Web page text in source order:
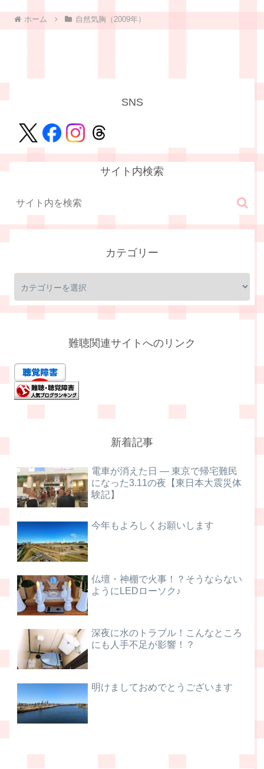
ホーム 自然気胸（2009年）
SNS
サイト内検索
カテゴリー
難聴関連サイトへのリンク
新着記事
電車が消えた日 ― 東京で帰宅難民
になった3.11の夜【東日本大震災体
験記】
今年もよろしくお願いします
仏壇・神棚で火事！？そうならない
ようにLEDローソク♪
深夜に水のトラブル！こんなところ
にも人手不足が影響！？
明けましておめでとうございます